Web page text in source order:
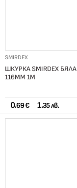
SMIRDEX
ШКУРКА SMIRDEX
116ММ 1М
0.69 € 1.35 лв.